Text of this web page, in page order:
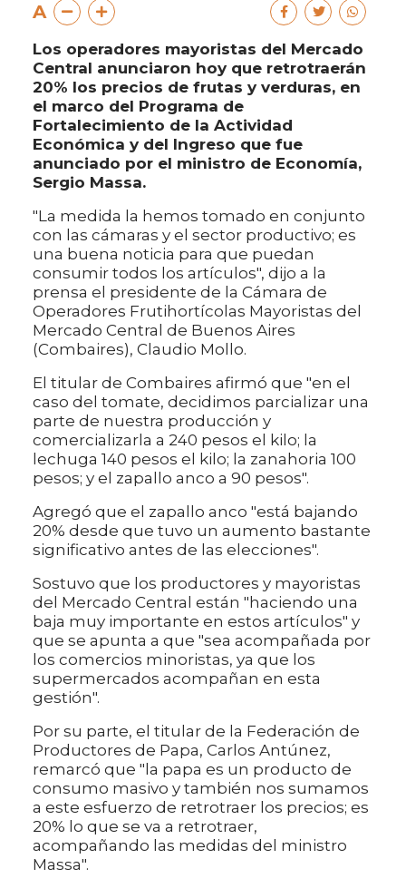
A
Los operadores mayoristas del Mercado
Central anunciaron hoy que retrotraerán
20% los precios de frutas y verduras, en
el marco del Programa de
Fortalecimiento de la Actividad
Económica y del Ingreso que fue
anunciado por el ministro de Economía,
Sergio Massa.
"La medida la hemos tomado en conjunto
con las cámaras y el sector productivo; es
una buena noticia para que puedan
consumir todos los artículos", dijo a la
prensa el presidente de la Cámara de
Operadores Frutihortícolas Mayoristas del
Mercado Central de Buenos Aires
(Combaires), Claudio Mollo.
El titular de Combaires afirmó que "en el
caso del tomate, decidimos parcializar una
parte de nuestra producción y
comercializarla a 240 pesos el kilo; la
lechuga 140 pesos el kilo; la zanahoria 100
pesos; y el zapallo anco a 90 pesos".
Agregó que el zapallo anco "está bajando
20% desde que tuvo un aumento bastante
significativo antes de las elecciones".
Sostuvo que los productores y mayoristas
del Mercado Central están "haciendo una
baja muy importante en estos artículos" y
que se apunta a que "sea acompañada por
los comercios minoristas, ya que los
supermercados acompañan en esta
gestión".
Por su parte, el titular de la Federación de
Productores de Papa, Carlos Antúnez,
remarcó que "la papa es un producto de
consumo masivo y también nos sumamos
a este esfuerzo de retrotraer los precios; es
20% lo que se va a retrotraer,
acompañando las medidas del ministro
Massa".